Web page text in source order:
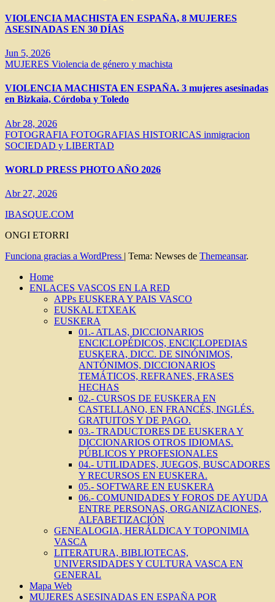
VIOLENCIA MACHISTA EN ESPAÑA, 8 MUJERES
ASESINADAS EN 30 DÍAS
Jun 5, 2026
MUJERES Violencia de género y machista
VIOLENCIA MACHISTA EN ESPAÑA. 3 mujeres asesinadas
en Bizkaia, Córdoba y Toledo
Abr 28, 2026
FOTOGRAFIA FOTOGRAFIAS HISTORICAS inmigracion
SOCIEDAD y LIBERTAD
WORLD PRESS PHOTO AÑO 2026
Abr 27, 2026
IBASQUE.COM
ONGI ETORRI
Funciona gracias a WordPress | Tema: Newses de Themeansar.
Home
ENLACES VASCOS EN LA RED
APPs EUSKERA Y PAIS VASCO
EUSKAL ETXEAK
EUSKERA
01.- ATLAS, DICCIONARIOS
ENCICLOPÉDICOS, ENCICLOPEDIAS
EUSKERA, DICC. DE SINÓNIMOS,
ANTÓNIMOS, DICCIONARIOS
TEMÁTICOS, REFRANES, FRASES
HECHAS
02.- CURSOS DE EUSKERA EN
CASTELLANO, EN FRANCÉS, INGLÉS.
GRATUITOS Y DE PAGO.
03.- TRADUCTORES DE EUSKERA Y
DICCIONARIOS OTROS IDIOMAS.
PÚBLICOS Y PROFESIONALES
04.- UTILIDADES, JUEGOS, BUSCADORES
Y RECURSOS EN EUSKERA.
05.- SOFTWARE EN EUSKERA
06.- COMUNIDADES Y FOROS DE AYUDA
ENTRE PERSONAS, ORGANIZACIONES,
ALFABETIZACIÓN
GENEALOGIA, HERÁLDICA Y TOPONIMIA
VASCA
LITERATURA, BIBLIOTECAS,
UNIVERSIDADES Y CULTURA VASCA EN
GENERAL
Mapa Web
MUJERES ASESINADAS EN ESPAÑA POR